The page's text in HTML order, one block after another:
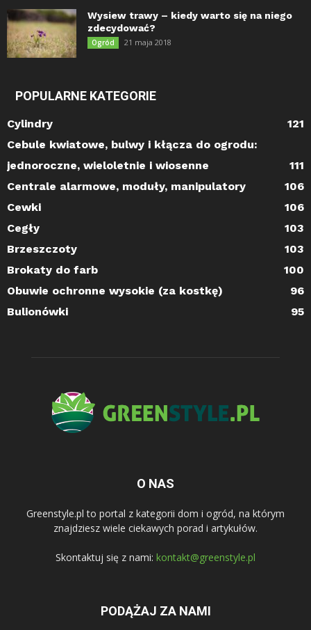
Wysiew trawy – kiedy warto się na niego
zdecydować?
Ogród 21 maja 2018
POPULARNE KATEGORIE
Cylindry
121
Cebule kwiatowe, bulwy i kłącza do ogrodu:
jednoroczne, wieloletnie i wiosenne
111
Centrale alarmowe, moduły, manipulatory
106
Cewki
106
Cegły
103
Brzeszczoty
103
Brokaty do farb
100
Obuwie ochronne wysokie (za kostkę)
96
Bulionówki
95
O NAS
Greenstyle.pl to portal z kategorii dom i ogród, na którym
znajdziesz wiele ciekawych porad i artykułów.
Skontaktuj się z nami: kontakt@greenstyle.pl
PODĄŻAJ ZA NAMI